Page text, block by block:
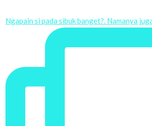
Ngapain si pada sibuk banget?. Namanya